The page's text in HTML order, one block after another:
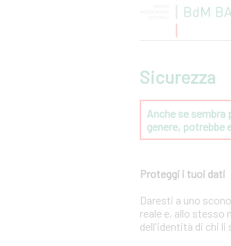
Sicurezza
Anche se
genere, potrebbe
Proteggi i tuoi dati
Daresti a uno
reale e, allo stesso
dell'identità di chi li